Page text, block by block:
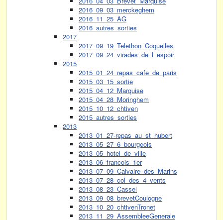
2016_09_03_merckeghem
2016_11_25_AG
2016_autres_sorties
2017
2017_09_19_Telethon_Coquelles
2017_09_24_virades_de_l_espoir
2015
2015_01_24_repas_cafe_de_paris
2015_03_15_sortie
2015_04_12_Marquise
2015_04_28_Moringhem
2015_10_12_chtiven
2015_autres_sorties
2013
2013_01_27-repas_au_st_hubert
2013_05_27_6_bourgeois
2013_05_hotel_de_ville
2013_06_francois_1er
2013_07_09_Calvaire_des_Marins
2013_07_28_col_des_4_vents
2013_08_23_Cassel
2013_09_08_brevetCoulogne
2013_10_20_chtivenTronet
2013_11_29_AssembleeGenerale